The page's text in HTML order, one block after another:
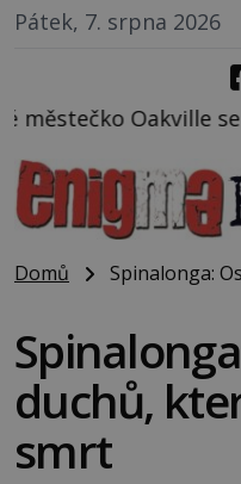
Pátek, 7. srpna 2026
z nebe snáší
Domů Spinalonga:
duchů,
smrt